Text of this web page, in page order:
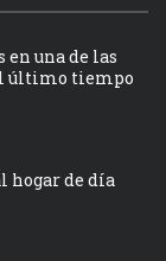
en una de las
último tiempo
hogar de día